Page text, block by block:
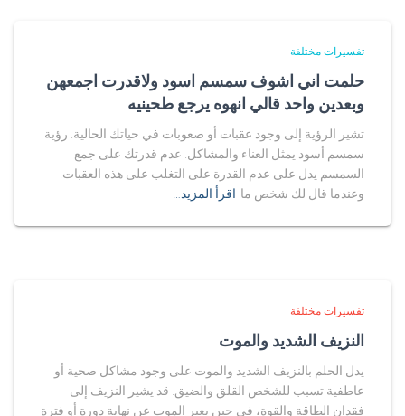
تفسيرات مختلفة
حلمت اني اشوف سمسم اسود ولاقدرت اجمعهن
وبعدين واحد قالي انهوه يرجع طحينيه
تشير الرؤية إلى وجود عقبات أو صعوبات في حياتك الحالية. رؤية
سمسم أسود يمثل العناء والمشاكل. عدم قدرتك على جمع
السمسم يدل على عدم القدرة على التغلب على هذه العقبات.
وعندما قال لك شخص ما اقرأ المزيد…
تفسيرات مختلفة
النزيف الشديد والموت
يدل الحلم بالنزيف الشديد والموت على وجود مشاكل صحية أو
عاطفية تسبب للشخص القلق والضيق. قد يشير النزيف إلى
فقدان الطاقة والقوة، في حين يعبر الموت عن نهاية دورة أو فترة